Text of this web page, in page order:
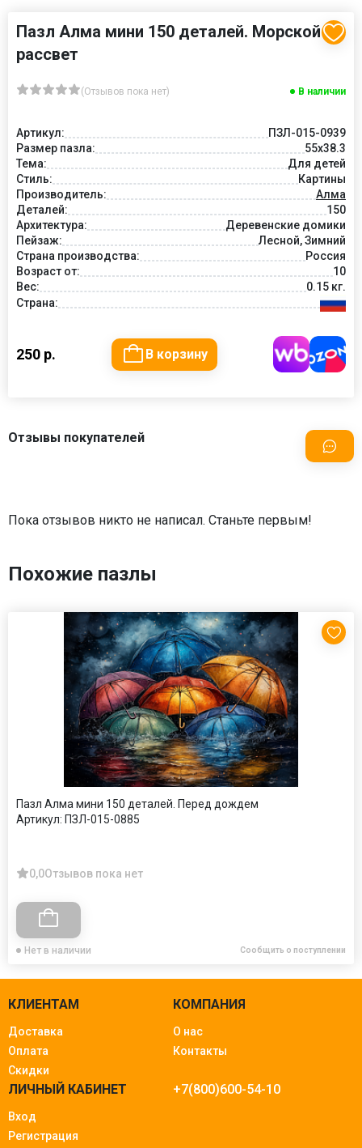
Пазл Алма мини 150 деталей. Морской
рассвет
(Отзывов пока нет) В наличии
Артикул:
ПЗЛ-015-0939
Размер пазла:
55х38.3
Тема:
Для детей
Стиль:
Картины
Производитель:
Алма
Деталей:
150
Архитектура:
Деревенские домики
Пейзаж:
Лесной, Зимний
Страна производства:
Россия
Возраст от:
10
Вес:
0.15 кг.
Страна:
250 р. В корзину
Отзывы покупателей
Пока отзывов никто не написал. Станьте первым!
Похожие пазлы
Пазл Алма мини 150 деталей. Перед дождем
Артикул: ПЗЛ-015-0885
0,0Отзывов пока нет
Нет в наличии Сообщить о поступлении
КЛИЕНТАМ
Доставка
Оплата
Скидки
КОМПАНИЯ
О нас
Контакты
ЛИЧНЫЙ КАБИНЕТ
Вход
Регистрация
+7(800)600-54-10